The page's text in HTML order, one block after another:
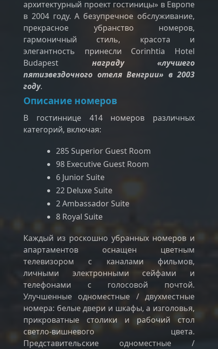
архитектурный проект гостиницы» в Европе
в 2004 году. А безупречное обслуживание,
прекрасное убранство номеров,
гармоничный стиль, красота и
элегантность принесли Corinhtia Hotel
Budapest награду «лучшего
пятизвездочного отеля Венгрии» в 2003
году.
Описание номеров
В гостиннице 414 номеров различных
категорий, включая:
285 Superior Guest Room
98 Executive Guest Room
6 Junior Suite
22 Deluxe Suite
2 Ambassador Suite
8 Royal Suite
Каждый из роскошно убранных номеров и
апартаментов оснащен цветным
телевизором с каналами фильмов,
личными электронными сейфами и
телефонами с голосовой почтой.
Улучшенные одноместные / двухместные
номера: белые двери и шкафы, а изголовья,
прикроватные столики и рабочий стол
светло-вишневого цвета.
Представительские одноместные /